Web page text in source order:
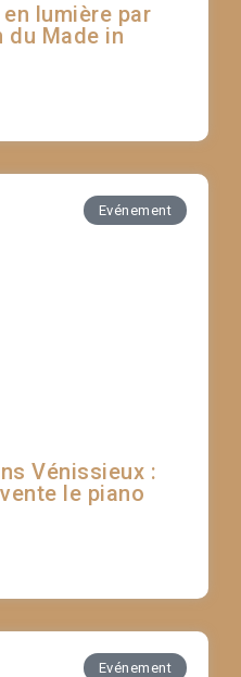
lumière par
du Made in
Vénissieux :
le piano
Evénement
Evénement